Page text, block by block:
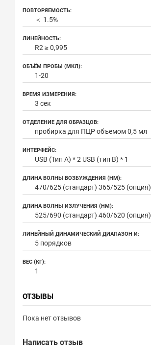
ПОВТОРЯЕМОСТЬ:
＜ 1.5%
ЛИНЕЙНОСТЬ:
R2 ≥ 0,995
ОБЪЁМ ПРОБЫ (МКЛ):
1-20
ВРЕМЯ ИЗМЕРЕНИЯ:
3 сек
ОТДЕЛЕНИЕ ДЛЯ ОБРАЗЦОВ:
пробирка для ПЦР объемом 0,5 мл
ИНТЕРФЕЙС:
USB (Тип A) * 2 USB (тип B) * 1
ДЛИНА ВОЛНЫ ВОЗБУЖДЕНИЯ (НМ):
470/625 (стандарт) 365/525 (опция)
ДЛИНА ВОЛНЫ ИЗЛУЧЕНИЯ (НМ):
525/690 (стандарт) 460/620 (опция)
ЛИНЕЙНЫЙ ДИНАМИЧЕСКИЙ ДИАПАЗОН И:
5 порядков
ВЕС (КГ):
1
ОТЗЫВЫ
Пока нет отзывов
Написать отзыв